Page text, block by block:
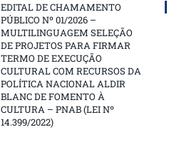
EDITAL DE CHAMAMENTO
PÚBLICO Nº 01/2026 –
MULTILINGUAGEM SELEÇÃO
DE PROJETOS PARA FIRMAR
TERMO DE EXECUÇÃO
CULTURAL COM RECURSOS DA
POLÍTICA NACIONAL ALDIR
BLANC DE FOMENTO À
CULTURA – PNAB (LEI Nº
14.399/2022)